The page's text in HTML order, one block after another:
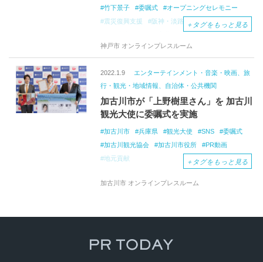
竹下景子
委嘱式
オープニングセレモニー
震災復興支援
阪神・淡路大震災
＋ タグをもっと見る
神戸市 オンラインプレスルーム
2022.1.9
エンターテインメント・音楽・映画、旅
行・観光・地域情報、自治体・公共機関
加古川市が「上野樹里さん」を 加古川
観光大使に委嘱式を実施
加古川市 兵庫県 観光大使 SNS
委嘱式
加古川観光協会
加古川市役所
PR動画
地元貢献
＋ タグをもっと見る
加古川市 オンラインプレスルーム